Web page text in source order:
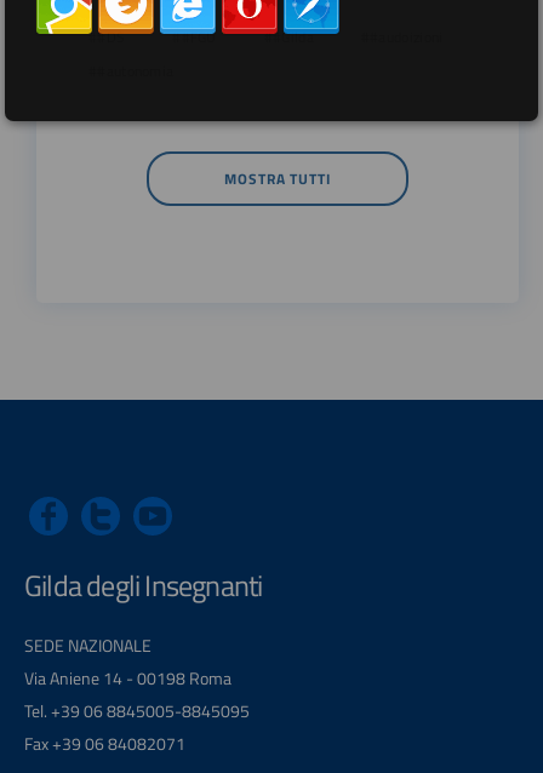
##DS ##FGU ##Gilda
MOSTRA TUTTI
Gilda degli Insegnanti
SEDE NAZIONALE
Via Aniene 14 - 00198 Roma
Tel. +39 06 8845005-8845095
Fax +39 06 84082071